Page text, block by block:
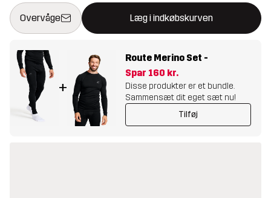
Overvåge Læg i indkøbskurven
Denne knap åbner en modal, der bekræfter en ny vare i
{{size}} ikke tilgængelig
+
Route Merino Set -
Spar 160 kr.
Disse produkter er et bundle.
Sammensæt dit eget sæt nu!
Tilføj